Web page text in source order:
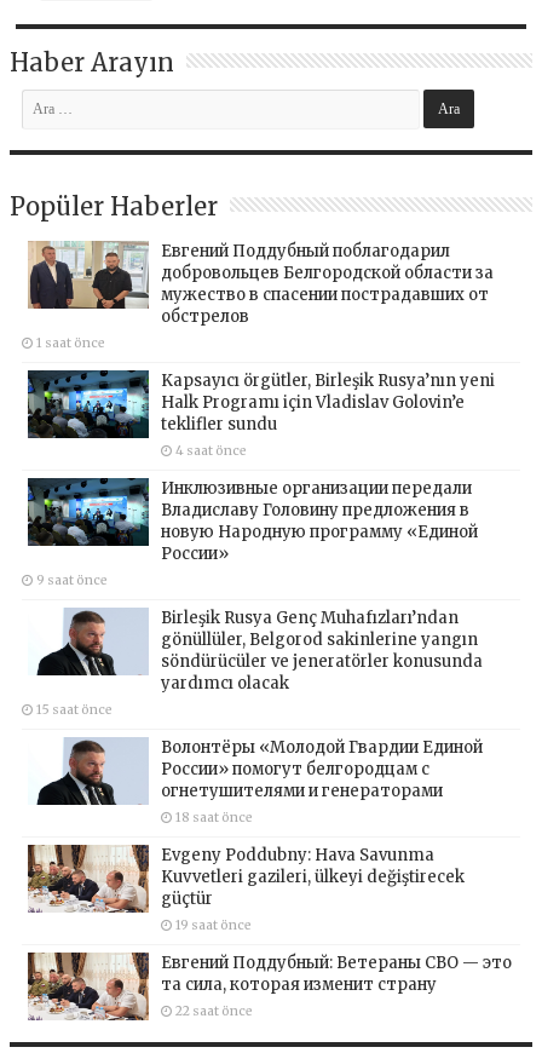
Haber Arayın
Popüler Haberler
Евгений Поддубный поблагодарил
добровольцев Белгородской области за
мужество в спасении пострадавших от
обстрелов
1 saat önce
Kapsayıcı örgütler, Birleşik Rusya’nın yeni
Halk Programı için Vladislav Golovin’e
teklifler sundu
4 saat önce
Инклюзивные организации передали
Владиславу Головину предложения в
новую Народную программу «Единой
России»
9 saat önce
Birleşik Rusya Genç Muhafızları’ndan
gönüllüler, Belgorod sakinlerine yangın
söndürücüler ve jeneratörler konusunda
yardımcı olacak
15 saat önce
Волонтёры «Молодой Гвардии Единой
России» помогут белгородцам с
огнетушителями и генераторами
18 saat önce
Evgeny Poddubny: Hava Savunma
Kuvvetleri gazileri, ülkeyi değiştirecek
güçtür
19 saat önce
Евгений Поддубный: Ветераны СВО — это
та сила, которая изменит страну
22 saat önce